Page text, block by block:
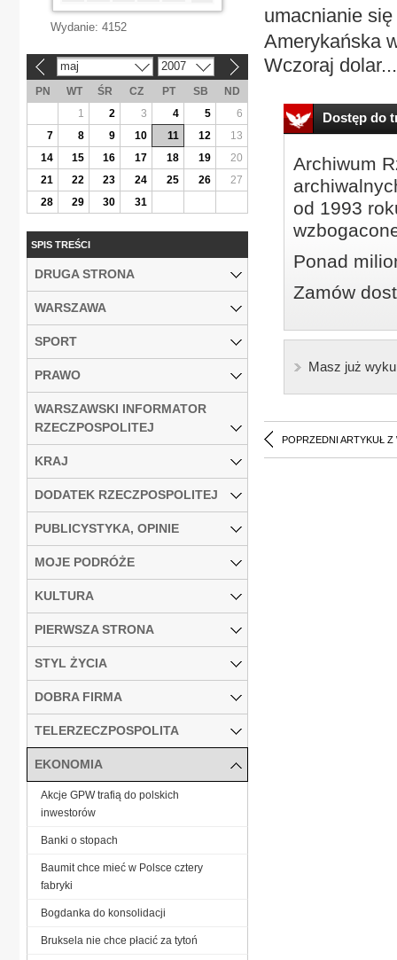
umacnianie
Amerykańska
Wczoraj dolar...
Dostęp do
Archiwum
od 1993
Ponad
Zamów
Masz już
POPRZEDNI ARTYKUŁ Z
Wydanie: 4152
maj 2007
PN WT ŚR CZ PT SB
ND
1
2 3 4 5
6
7
8 9 10 11 12
13
14
15 16 17 18 19
20
21
22 23 24 25 26
27
28
29 30 31
SPIS TREŚCI
DRUGA STRONA
WARSZAWA
SPORT
PRAWO
WARSZAWSKI INFORMATOR
RZECZPOSPOLITEJ
KRAJ
DODATEK RZECZPOSPOLITEJ
PUBLICYSTYKA, OPINIE
MOJE PODRÓŻE
KULTURA
PIERWSZA STRONA
STYL ŻYCIA
DOBRA FIRMA
TELERZECZPOSPOLITA
EKONOMIA
Akcje GPW trafią do polskich
inwestorów
Banki o stopach
Baumit chce mieć w Polsce cztery
fabryki
Bogdanka do konsolidacji
Bruksela nie chce płacić za tytoń